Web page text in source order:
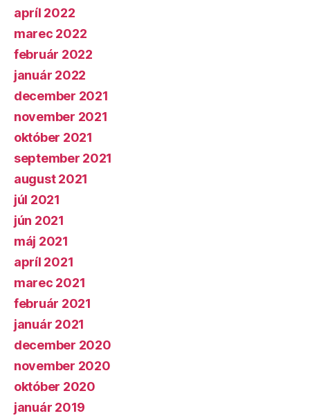
apríl 2022
marec 2022
február 2022
január 2022
december 2021
november 2021
október 2021
september 2021
august 2021
júl 2021
jún 2021
máj 2021
apríl 2021
marec 2021
február 2021
január 2021
december 2020
november 2020
október 2020
január 2019